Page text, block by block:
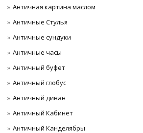
Античная картина маслом
Античные Стулья
Античные сундуки
Античные часы
Античный буфет
Античный глобус
Античный диван
Античный Кабинет
Античный Канделябры